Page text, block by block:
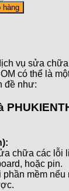
hàng
vụ sửa chữa
có thể là
đề như:
chữa các lỗi
hoặc pin.
phần mềm nếu